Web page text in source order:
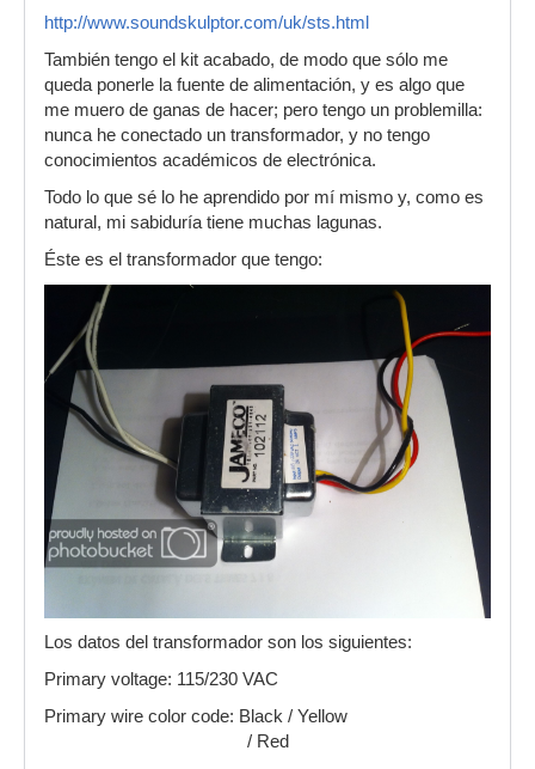
http://www.soundskulptor.com/uk/sts.html
También tengo el kit acabado, de modo que sólo me
queda ponerle la fuente de alimentación, y es algo que
me muero de ganas de hacer; pero tengo un problemilla:
nunca he conectado un transformador, y no tengo
conocimientos académicos de electrónica.
Todo lo que sé lo he aprendido por mí mismo y, como es
natural, mi sabiduría tiene muchas lagunas.
Éste es el transformador que tengo:
Los datos del transformador son los siguientes:
Primary voltage: 115/230 VAC
Primary wire color code: Black / Yellow
/ Red